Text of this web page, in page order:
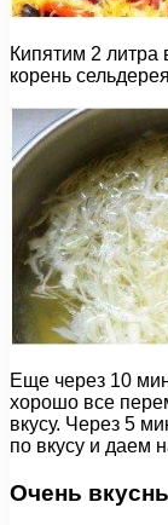
Кипятим 2 литра
корень
Еще через 10
хорошо все
вкусу. Через 5
по вкусу и даем
Очень